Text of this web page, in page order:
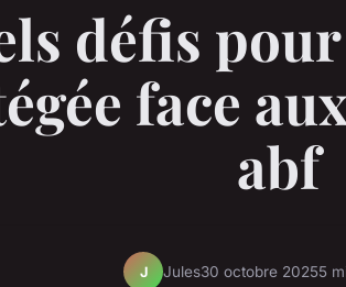
défis
face
abf
J Jules30 octobre 20255